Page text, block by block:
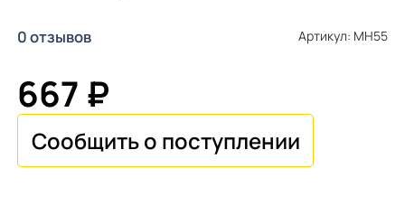
0 отзывов Артикул: MH55
667 ₽